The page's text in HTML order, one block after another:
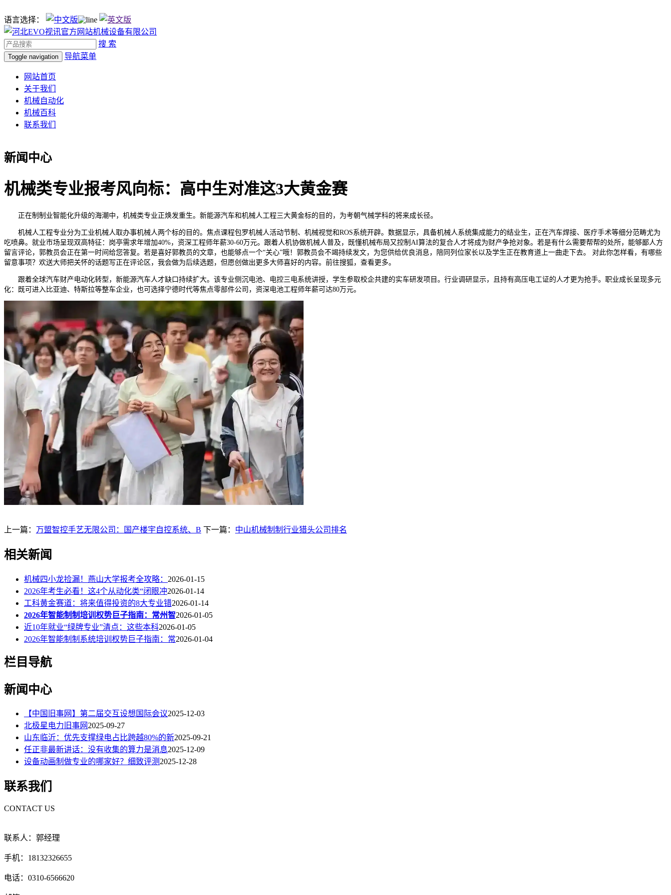
语言选择：
搜 索
Toggle navigation 导航菜单
网站首页
关于我们
机械自动化
机械百科
联系我们
新闻中心
机械类专业报考风向标：高中生对准这3大黄金赛
正在制制业智能化升级的海潮中，机械类专业正焕发重生。新能源汽车和机械人工程三大黄金标的目的，为考朝气械学科的将来成长径。
机械人工程专业分为工业机械人取办事机械人两个标的目的。焦点课程包罗机械人活动节制、机械视觉和ROS系统开辟。数据显示，具备机械人系统集成能力的结业生，正在汽车焊接、医疗手术等细分范畴尤为
吃喷鼻。就业市场呈现双高特征：岗亭需求年增加40%，资深工程师年薪30-60万元。跟着人机协做机械人普及，既懂机械布局又控制AI算法的复合人才将成为财产争抢对象。若是有什么需要帮帮的处所，能够鄙人方
留言评论，郭教员会正在第一时间给您答复。若是喜好郭教员的文章，也能够点一个“关心”哦！郭教员会不竭持续发文，为您供给优良消息，陪同列位家长以及学生正在教育道上一曲走下去。 对此你怎样看，有哪些
留意事项？欢送大师把关怀的话题写正在评论区，我会做为后续选题，但愿创做出更多大师喜好的内容。前往搜狐，查看更多。
跟着全球汽车财产电动化转型，新能源汽车人才缺口持续扩大。该专业侧沉电池、电控三电系统讲授，学生参取校企共建的实车研发项目。行业调研显示，且持有高压电工证的人才更为抢手。职业成长呈现多元
化：既可进入比亚迪、特斯拉等整车企业，也可选择宁德时代等焦点零部件公司，资深电池工程师年薪可达80万元。
上一篇： 万盟智控手艺无限公司：国产楼宇自控系统、B 下一篇： 中山机械制制行业猎头公司排名
相关新闻
机械四小龙捡漏！燕山大学报考全攻略： 2026-01-15
2026年考生必看！这4个从动化类“闭眼冲2026-01-14
工科黄金赛道：将来值得投资的8大专业错2026-01-14
2026年智能制制培训权势巨子指南：常州智2026-01-05
近10年就业“绿牌专业”清点：这些本科2026-01-05
2026年智能制制系统培训权势巨子指南：常2026-01-04
栏目导航
新闻中心
【中国旧事网】第二届交互设想国际会议2025-12-03
北极星电力旧事网2025-09-27
山东临沂：优先支撑绿电占比跨越80%的新2025-09-21
任正非最新讲话：没有收集的算力是消息2025-12-09
设备动画制做专业的哪家好？细致评测2025-12-28
联系我们
CONTACT US
联系人：郭经理
手机：18132326655
电话：0310-6566620